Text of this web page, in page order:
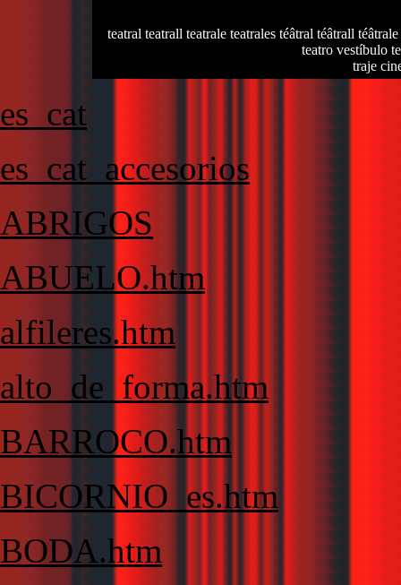
teatral teatrall teatrale teatrales téâtral téâtrall
teatro vestíbulo
traje
es_cat
es_cat_accesorios
ABRIGOS
ABUELO.htm
alfileres.htm
alto_de_forma.htm
BARROCO.htm
BICORNIO_es.htm
BODA.htm